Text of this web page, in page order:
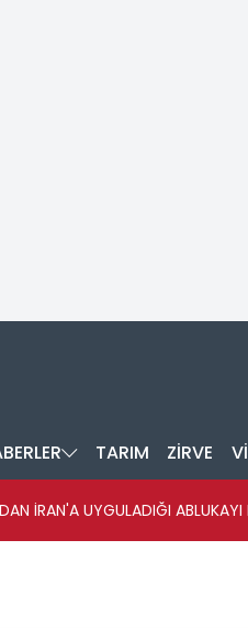
TARIM ZİRVE
İRAN'A UYGULADIĞI ABLUKAYI